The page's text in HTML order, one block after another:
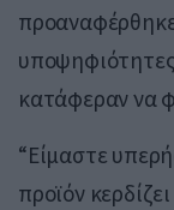
κατάφεραν να
“Είμαστε
προϊόν